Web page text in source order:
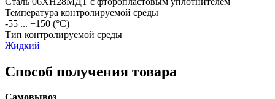
Температура контролируемой среды
-55 ... +150 (°С)
Тип контролируемой среды
Жидкий
Способ получения товара